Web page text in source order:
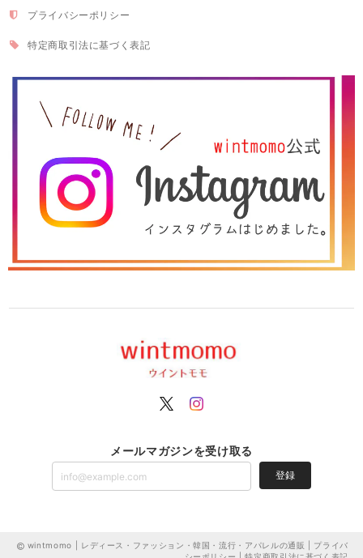
プライバシーポリシー
特定商取引法に基づく表記
メールマガジンを受け取る
登録
wintmomo | レディース・ファッション・韓国・流行・アパレルの通販 | プライバ